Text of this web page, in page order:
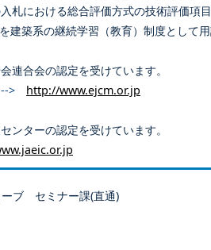
における総合評価方式の技術評価項
築系の継続学習（教育）制度として用
合会の認定を受けています。
--> http://www.ejcm.or.jp
ターの認定を受けています。
ブ セミナー課(直通)